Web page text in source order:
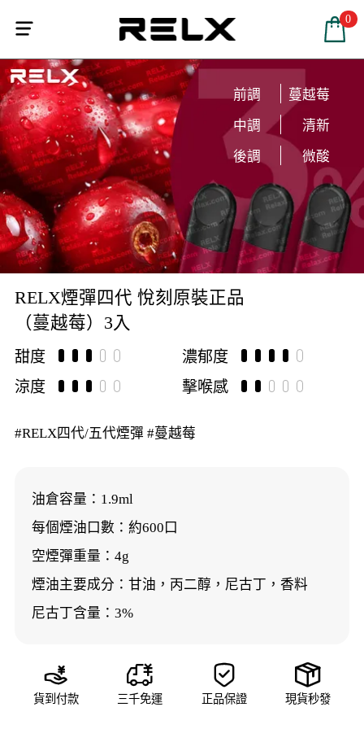
 0
前調 蔓越莓
中調 清新
後調 微酸
RELX煙彈四代 悅刻原裝正品
（蔓越莓）3入
甜度
濃郁度
涼度
擊喉感
#RELX四代/五代煙彈 #蔓越莓
油倉容量：1.9ml
每個煙油口數：約600口
空煙彈重量：4g
煙油主要成分：甘油，丙二醇，尼古丁，香料
尼古丁含量：3%

貨到付款

三千免運

正品保證

現貨秒發